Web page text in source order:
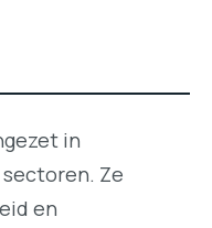
in
Ze
en